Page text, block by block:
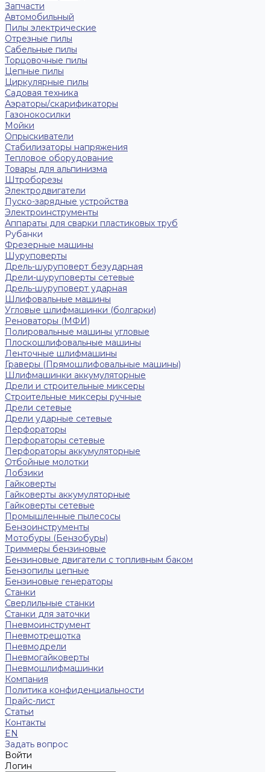
Запчасти
Автомобильный
Пилы электрические
Отрезные пилы
Сабельные пилы
Торцовочные пилы
Цепные пилы
Циркулярные пилы
Садовая техника
Аэраторы/скарификаторы
Газонокосилки
Мойки
Опрыскиватели
Стабилизаторы напряжения
Тепловое оборудование
Товары для альпинизма
Штроборезы
Электродвигатели
Пуско-зарядные устройства
Электроинструменты
Аппараты для сварки пластиковых труб
Рубанки
Фрезерные машины
Шуруповерты
Дрель-шуруповерт безударная
Дрели-шуруповерты сетевые
Дрель-шуруповерт ударная
Шлифовальные машины
Угловые шлифмашинки (болгарки)
Реноваторы (МФИ)
Полировальные машины угловые
Плоскошлифовальные машины
Ленточные шлифмашины
Граверы (Прямошлифовальные машины)
Шлифмашинки аккумуляторные
Дрели и строительные миксеры
Строительные миксеры ручные
Дрели сетевые
Дрели ударные сетевые
Перфораторы
Перфораторы сетевые
Перфораторы аккумуляторные
Отбойные молотки
Лобзики
Гайковерты
Гайковерты аккумуляторные
Гайковерты сетевые
Промышленные пылесосы
Бензоинструменты
Мотобуры (Бензобуры)
Триммеры бензиновые
Бензиновые двигатели с топливным баком
Бензопилы цепные
Бензиновые генераторы
Станки
Сверлильные станки
Станки для заточки
Пневмоинструмент
Пневмотрещотка
Пневмодрели
Пневмогайковерты
Пневмошлифмашинки
Компания
Политика конфиденциальности
Прайс-лист
Статьи
Контакты
EN
Задать вопрос
Войти
Логин